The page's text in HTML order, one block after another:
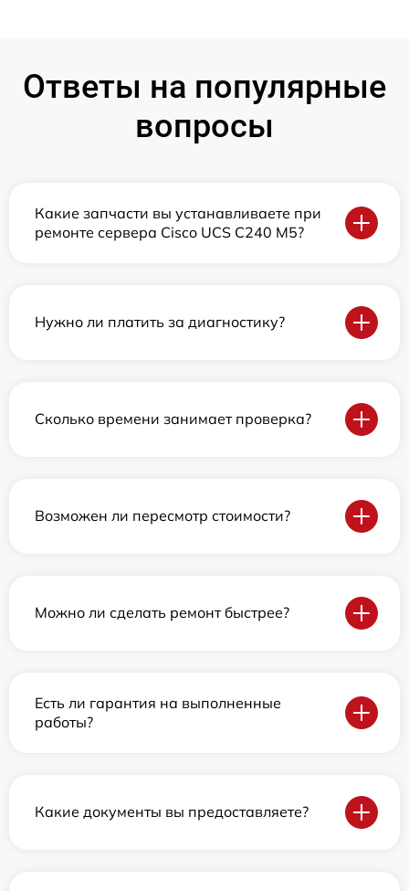
Ответы на популярные
вопросы
Какие запчасти вы устанавливаете при
ремонте сервера Cisco UCS C240 M5?
Нужно ли платить за диагностику?
Сколько времени занимает проверка?
Возможен ли пересмотр стоимости?
Можно ли сделать ремонт быстрее?
Есть ли гарантия на выполненные
работы?
Какие документы вы предоставляете?